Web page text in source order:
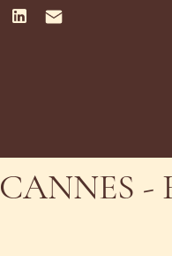
CANNES -